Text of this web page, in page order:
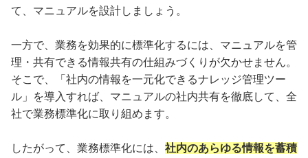
て、マニュアルを設計しましょう。
一方で、業務を効果的に標準化するには、マニュアルを管
理・共有できる情報共有の仕組みづくりが欠かせません。
そこで、「社内の情報を一元化できるナレッジ管理ツー
ル」を導入すれば、マニュアルの社内共有を徹底して、全
社で業務標準化に取り組めます。
したがって、業務標準化には、 社内のあらゆる情報を蓄積